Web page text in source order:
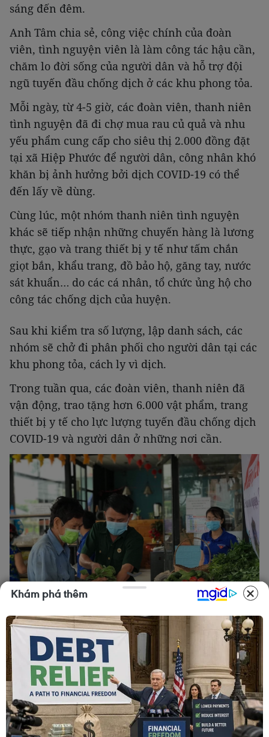
sáng đến đêm.
Anh Tâm chia sẻ, công việc chính của đoàn
viên, tình nguyện viên là làm công tác hậu cần,
chăm lo đời sống của người dân và hỗ trợ đội
ngũ tuyến đầu chống dịch ở các khu phong tỏa.
Mỗi ngày, từ 4-5 giờ, các đoàn viên, thanh niên
tình nguyện đã đi chợ mua rau củ quả và nhu
yếu phẩm cung cấp cho siêu thị 2.000 đồng đặt
tại xã Hiệp Phước để người dân, công nhân khó
khăn bị ảnh hưởng bởi dịch COVID-19 có thể
đến lấy về dùng.
Cùng lúc, một nhóm thanh niên tình nguyện
khác sẽ tiếp nhận những chuyến hàng là lương
thực, gạo và trang thiết bị y tế như tấm chắn
giọt bắn, khẩu trang, đồ bảo hộ, găng tay, nước
sát khuẩn… do các cá nhân, tổ chức ủng hộ cho
công tác chống dịch của huyện.
Sau khi kiểm tra số lượng, lập danh sách, các
nhóm sẽ chở đi phân phối cho người dân tại các
khu phong tỏa, cách ly vì dịch.
Trong tuần qua, các đoàn viên, thanh niên đã
vận động, trao tặng hơn 6.000 vật phẩm, trang
thiết bị y tế cho lực lượng tuyến đầu chống dịch
COVID-19 và người dân ở những nơi cần.
Các lực lượng thanh niên hỗ trợ người dân mua sắm thực
phẩm tại “Gian hàng 0 đồng” ở phường Sơn Kỳ, quận Tân
Phú. (Ảnh: Hồng Giang/TTXVN)
Chị Lê Thị Hiệp (trú tại xã Hiệp Phước, huyện
Nhà Bè) cho biết, từ khi các bạn thanh niên tình
Khám phá thêm